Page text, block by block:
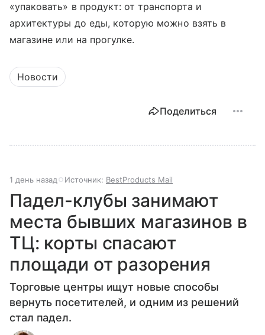
«упаковать» в продукт: от транспорта и
архитектуры до еды, которую можно взять в
магазине или на прогулке.
Новости
Поделиться
1 день назад Источник: BestProducts Mail
Падел-клубы занимают
места бывших магазинов в
ТЦ: корты спасают
площади от разорения
Торговые центры ищут новые способы
вернуть посетителей, и одним из решений
стал падел.